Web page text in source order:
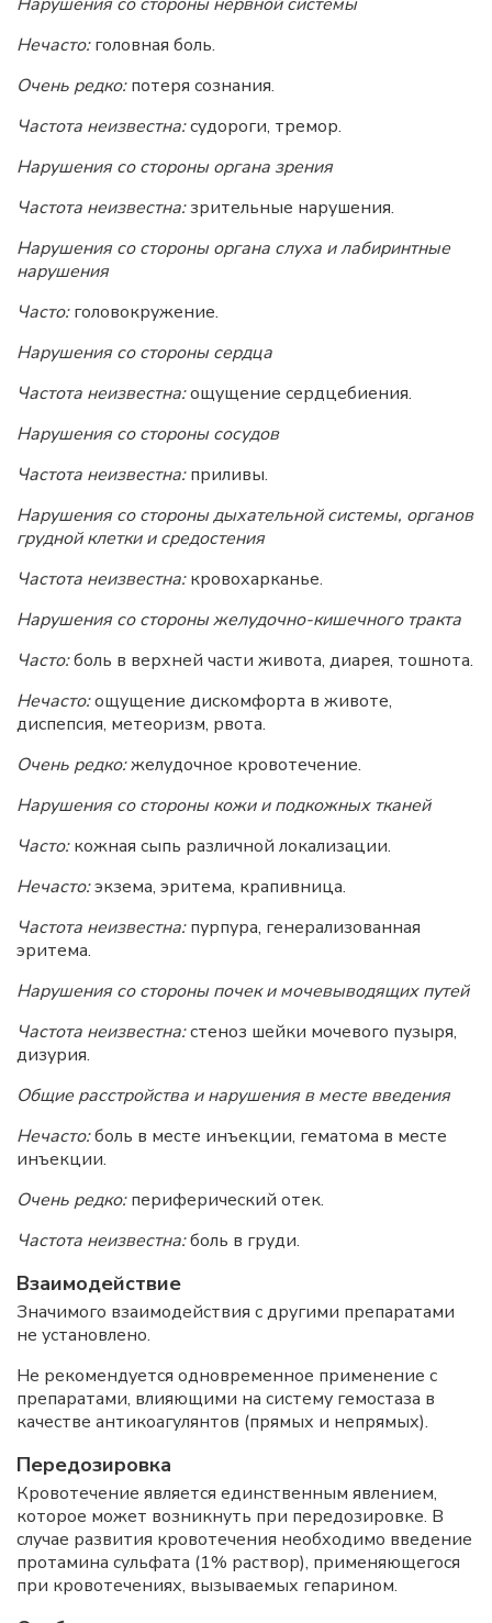
Нечасто:головная боль.
Очень редко:потеря сознания.
Частота неизвестна:судороги, тремор.
Нарушения со стороны органа зрения
Частота неизвестна:зрительные нарушения.
Нарушения со стороны органа слуха и лабиринтные
нарушения
Часто:головокружение.
Нарушения со стороны сердца
Частота неизвестна:ощущение сердцебиения.
Нарушения со стороны сосудов
Частота неизвестна:приливы.
Нарушения со стороны дыхательной системы, органов
грудной клетки и средостения
Частота неизвестна:кровохарканье.
Нарушения со стороны желудочно-кишечного тракта
Часто:боль в верхней части живота, диарея, тошнота.
Нечасто:ощущение дискомфорта в животе,
диспепсия, метеоризм, рвота.
Очень редко:желудочное кровотечение.
Нарушения со стороны кожи и подкожных тканей
Часто:кожная сыпь различной локализации.
Нечасто:экзема, эритема, крапивница.
Частота неизвестна:пурпура, генерализованная
эритема.
Нарушения со стороны почек и мочевыводящих путей
Частота неизвестна:стеноз шейки мочевого пузыря,
дизурия.
Общие расстройства и нарушения в месте введения
Нечасто:боль в месте инъекции, гематома в месте
инъекции.
Очень редко:периферический отек.
Частота неизвестна:боль в груди.
Взаимодействие
Значимого взаимодействия с другими препаратами
не установлено.
Не рекомендуется одновременное применение с
препаратами, влияющими на систему гемостаза в
качестве антикоагулянтов (прямых и непрямых).
Передозировка
Кровотечение является единственным явлением,
которое может возникнуть при передозировке. В
случае развития кровотечения необходимо введение
протамина сульфата (1% раствор), применяющегося
при кровотечениях, вызываемых гепарином.